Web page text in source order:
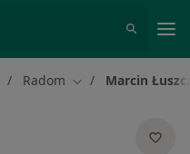
Radom Zmień miasto
Marcin